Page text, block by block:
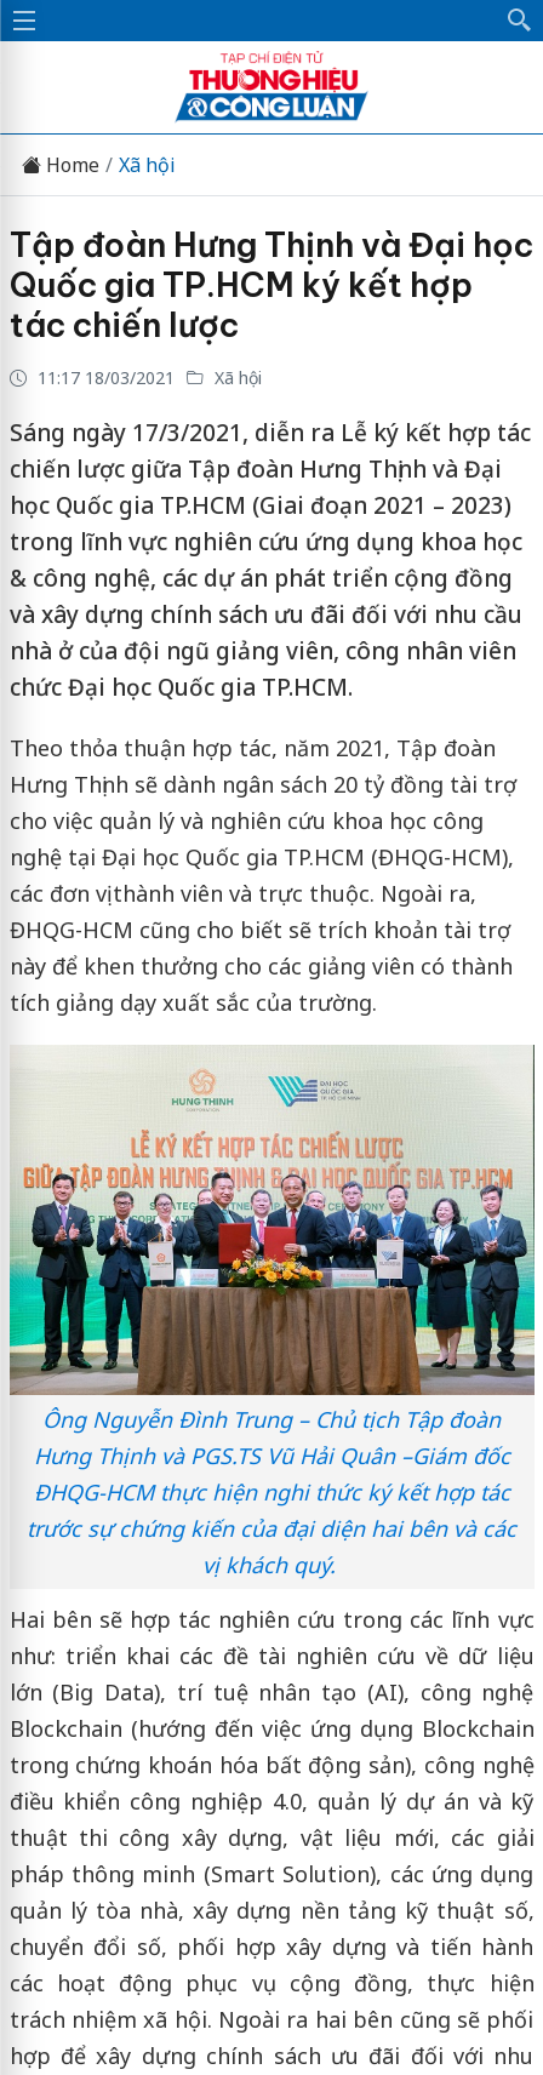
Home Xã hội
Tập đoàn Hưng Thịnh và Đại học
Quốc gia TP.HCM ký kết hợp
tác chiến lược
11:17 18/03/2021 Xã hội
Sáng ngày 17/3/2021, diễn ra Lễ ký kết hợp tác
chiến lược giữa Tập đoàn Hưng Thịnh và Đại
học Quốc gia TP.HCM (Giai đoạn 2021 – 2023)
trong lĩnh vực nghiên cứu ứng dụng khoa học
& công nghệ, các dự án phát triển cộng đồng
và xây dựng chính sách ưu đãi đối với nhu cầu
nhà ở của đội ngũ giảng viên, công nhân viên
chức Đại học Quốc gia TP.HCM.
Theo thỏa thuận hợp tác, năm 2021, Tập đoàn
Hưng Thịnh sẽ dành ngân sách 20 tỷ đồng tài trợ
cho việc quản lý và nghiên cứu khoa học công
nghệ tại Đại học Quốc gia TP.HCM (ĐHQG-HCM),
các đơn vị thành viên và trực thuộc. Ngoài ra,
ĐHQG-HCM cũng cho biết sẽ trích khoản tài trợ
này để khen thưởng cho các giảng viên có thành
tích giảng dạy xuất sắc của trường.
Ông Nguyễn Đình Trung – Chủ tịch Tập đoàn
Hưng Thịnh và PGS.TS Vũ Hải Quân –Giám đốc
ĐHQG-HCM thực hiện nghi thức ký kết hợp tác
trước sự chứng kiến của đại diện hai bên và các
vị khách quý.
Hai bên sẽ hợp tác nghiên cứu trong các lĩnh vực
như: triển khai các đề tài nghiên cứu về dữ liệu
lớn (Big Data), trí tuệ nhân tạo (AI), công nghệ
Blockchain (hướng đến việc ứng dụng Blockchain
trong chứng khoán hóa bất động sản), công nghệ
điều khiển công nghiệp 4.0, quản lý dự án và kỹ
thuật thi công xây dựng, vật liệu mới, các giải
pháp thông minh (Smart Solution), các ứng dụng
quản lý tòa nhà, xây dựng nền tảng kỹ thuật số,
chuyển đổi số, phối hợp xây dựng và tiến hành
các hoạt động phục vụ cộng đồng, thực hiện
trách nhiệm xã hội. Ngoài ra hai bên cũng sẽ phối
hợp để xây dựng chính sách ưu đãi đối với nhu